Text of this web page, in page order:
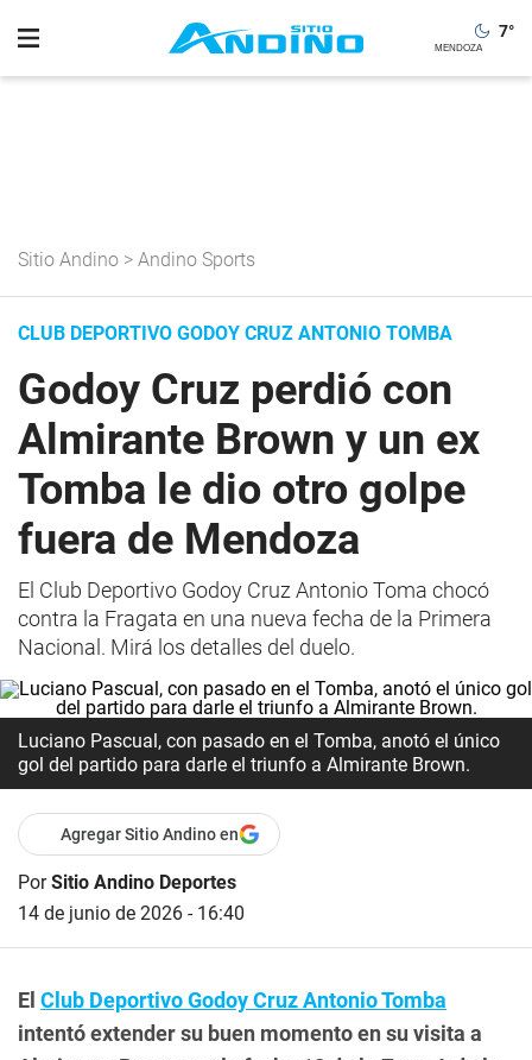
7°
Sitio Andino > Andino Sports
CLUB DEPORTIVO GODOY CRUZ ANTONIO TOMBA
Godoy Cruz perdió con
Almirante Brown y un ex
Tomba le dio otro golpe
fuera de Mendoza
El Club Deportivo Godoy Cruz Antonio Toma chocó
contra la Fragata en una nueva fecha de la Primera
Nacional. Mirá los detalles del duelo.
Luciano Pascual, con pasado en el Tomba, anotó el único
gol del partido para darle el triunfo a Almirante Brown.
Agregar Sitio Andino en
PorSitio Andino Deportes
14 de junio de 2026 - 16:40
El Club Deportivo Godoy Cruz Antonio Tomba
intentó extender su buen momento en su visita a